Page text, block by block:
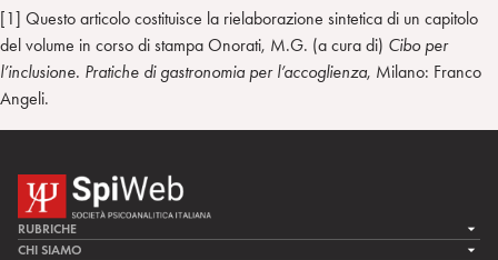
[1] Questo articolo costituisce la rielaborazione sintetica di un capitolo
del volume in corso di stampa Onorati, M.G. (a cura di) Cibo per
l’inclusione. Pratiche di gastronomia per l’accoglienza, Milano: Franco
Angeli.
RUBRICHE
LA CURA
CHI SIAMO